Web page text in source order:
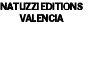
NATUZZI EDITIONS
VALENCIA